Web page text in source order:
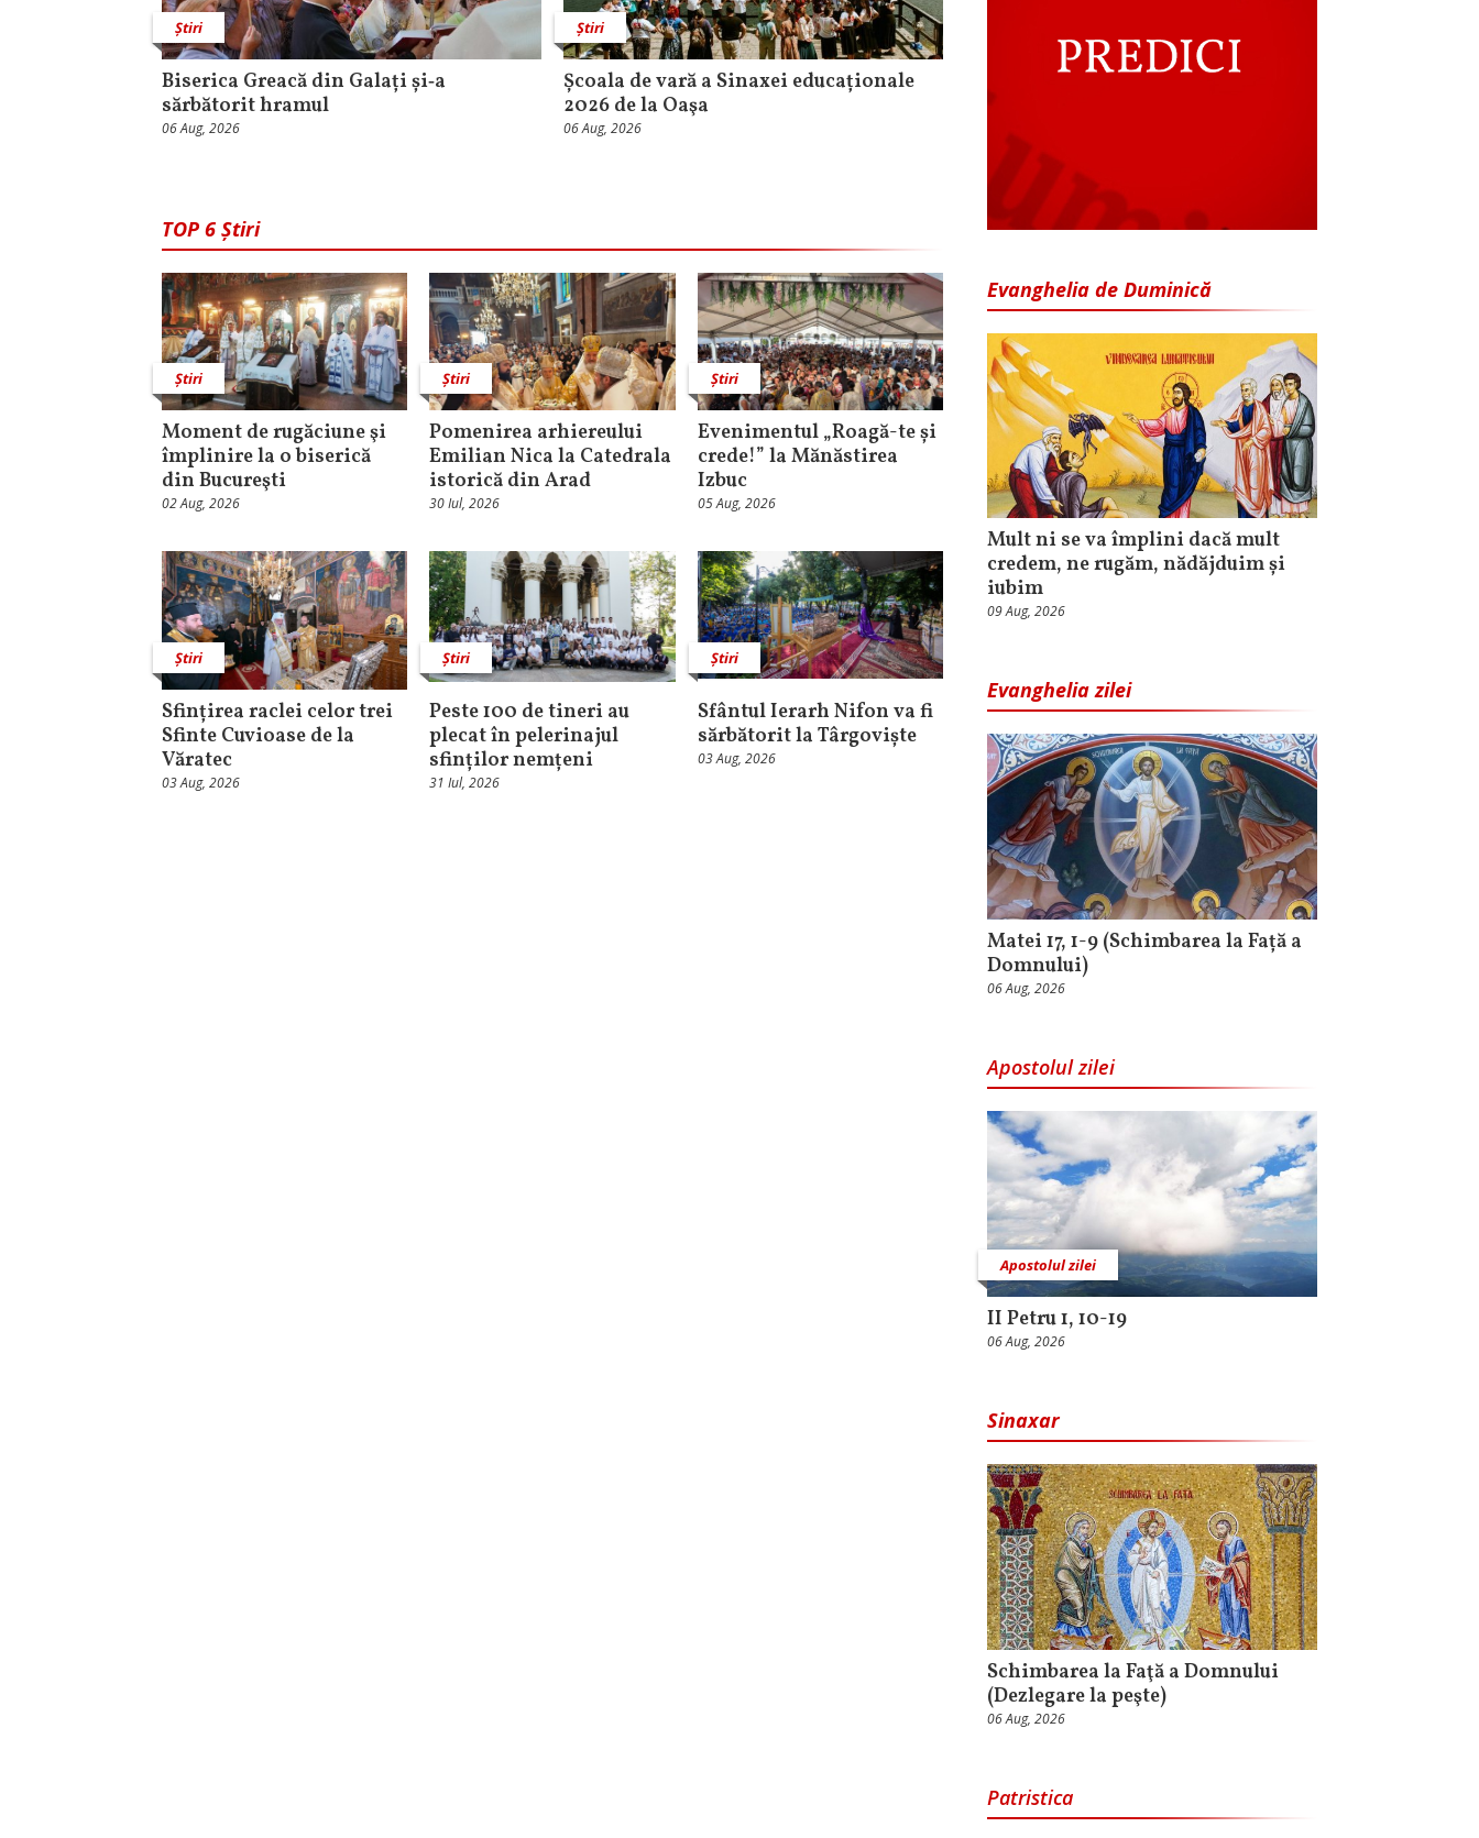
Știri
Biserica Greacă din Galați și‑a
sărbătorit hramul
06 Aug, 2026
Știri
Școala de vară a Sinaxei educaționale
2026 de la Oaşa
06 Aug, 2026
TOP 6 Știri
Știri
Moment de rugăciune şi
împlinire la o biserică
din Bucureşti
02 Aug, 2026
Știri
Pomenirea arhiereului
Emilian Nica la Catedrala
istorică din Arad
30 Iul, 2026
Știri
Evenimentul „Roagă-te și
crede!” la Mănăstirea
Izbuc
05 Aug, 2026
Știri
Sfințirea raclei celor trei
Sfinte Cuvioase de la
Văratec
03 Aug, 2026
Știri
Peste 100 de tineri au
plecat în pelerinajul
sfinților nemțeni
31 Iul, 2026
Știri
Sfântul Ierarh Nifon va fi
sărbătorit la Târgoviște
03 Aug, 2026
Evanghelia de Duminică
Mult ni se va împlini dacă mult
credem, ne rugăm, nădăjduim și
iubim
09 Aug, 2026
Evanghelia zilei
Matei 17, 1-9 (Schimbarea la Față a
Domnului)
06 Aug, 2026
Apostolul zilei
Apostolul zilei
II Petru 1, 10-19
06 Aug, 2026
Sinaxar
Schimbarea la Faţă a Domnului
(Dezlegare la peşte)
06 Aug, 2026
Patristica